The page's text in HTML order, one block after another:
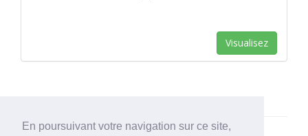
En poursuivant votre navigation sur ce site,
Visualisez